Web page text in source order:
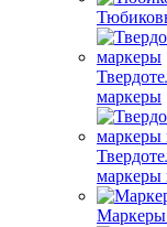
маркеры
маркеры